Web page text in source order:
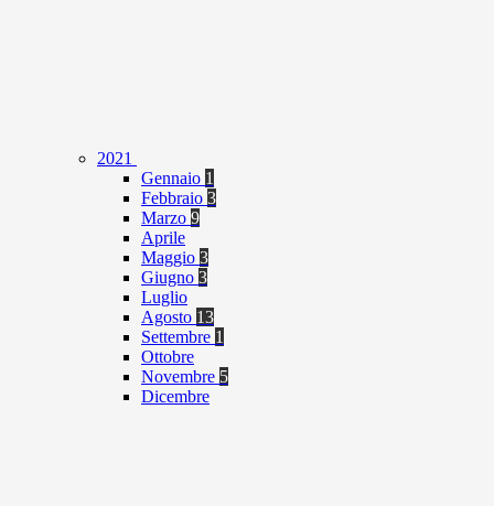
2021
Gennaio 1
Febbraio 3
Marzo 9
Aprile
Maggio 3
Giugno 3
Luglio
Agosto 13
Settembre 1
Ottobre
Novembre 5
Dicembre